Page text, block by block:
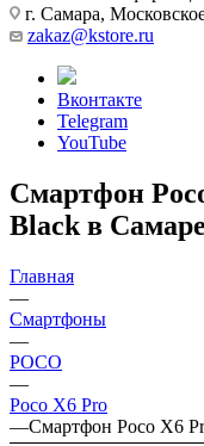
г. Самара,
zakaz@kstore.ru
Вконтакте
Telegram
YouTube
Смартфон
Black в Самаре
Главная
—
Смартфоны
—
POCO
—
Poco X6 Pro
—Смартфон Poco X6